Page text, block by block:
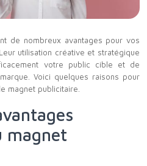
de nombreux avantages pour vos
utilisation créative et stratégique
votre public cible et de
Voici quelques raisons pour
magnet publicitaire.
magnet